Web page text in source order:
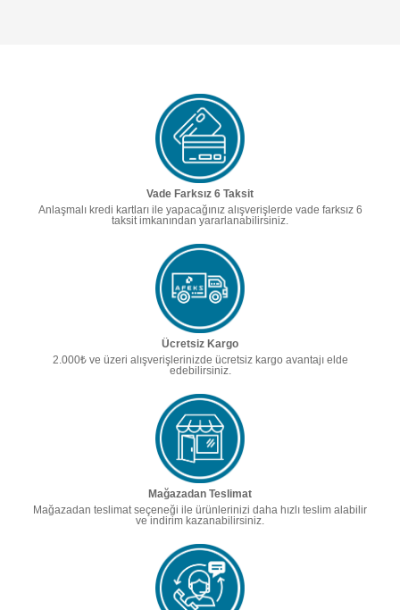
Vade Farksız 6 Taksit
Anlaşmalı kredi kartları ile yapacağınız alışverişlerde vade farksız 6
taksit imkanından yararlanabilirsiniz.
Ücretsiz Kargo
2.000₺ ve üzeri alışverişlerinizde ücretsiz kargo avantajı elde
edebilirsiniz.
Mağazadan Teslimat
Mağazadan teslimat seçeneği ile ürünlerinizi daha hızlı teslim alabilir
ve indirim kazanabilirsiniz.